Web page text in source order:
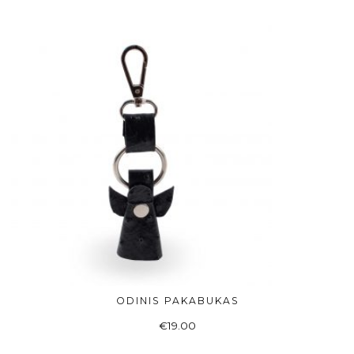
ADD TO BASKET
ODINIS PAKABUKAS
€19.00